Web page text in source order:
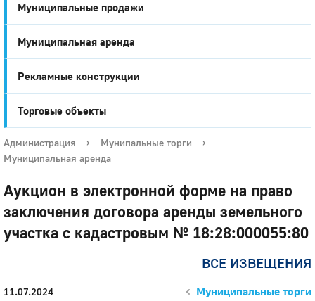
Город
Глазов
Муниципальные продажи
Муниципальная аренда
Рекламные конструкции
Торговые объекты
Администрация › Мунипальные торги
›
Муниципальная аренда
Аукцион в электронной форме на право
заключения договора аренды земельного
участка с кадастровым № 18:28:000055:80
ВСЕ ИЗВЕЩЕНИЯ
11.07.2024 Муниципальные торги